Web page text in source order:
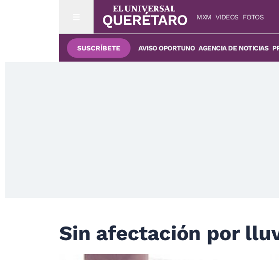
MXM VIDEOS FOTOS
SUSCRÍBETE AVISO OPORTUNO AGENCIA DE NOTICIAS
Sin afectación por